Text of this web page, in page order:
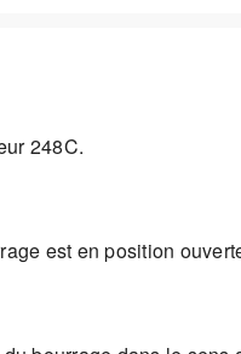
248C.
est en position